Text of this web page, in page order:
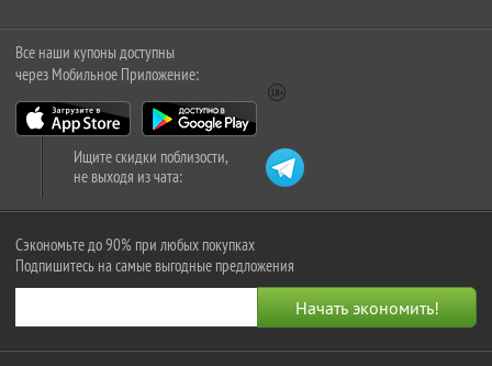
Все наши купоны доступны
через Мобильное Приложение:
Ищите скидки поблизости,
не выходя из чата:
Сэкономьте до 90% при любых покупках
Подпишитесь на самые выгодные предложения